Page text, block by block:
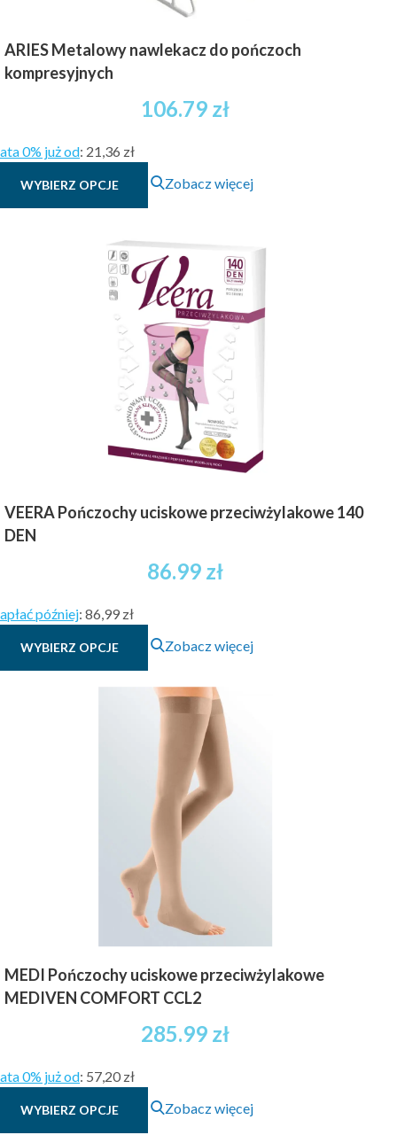
ARIES Metalowy nawlekacz do pończoch
kompresyjnych
106.79 zł
0% już od: 21,36 zł
WYBIERZ OPCJE
Ten
produkt
wiele
wariantów.
Opcje
można
wybrać
na
stronie
produktu
Zobacz więcej
VEERA Pończochy uciskowe przeciwżylakowe 140
DEN
86.99 zł
później: 86,99 zł
WYBIERZ OPCJE
Ten
produkt
wiele
wariantów.
Opcje
można
wybrać
na
stronie
produktu
Zobacz więcej
MEDI Pończochy uciskowe przeciwżylakowe
MEDIVEN COMFORT CCL2
285.99 zł
0% już od: 57,20 zł
WYBIERZ OPCJE
Ten
produkt
Zobacz więcej